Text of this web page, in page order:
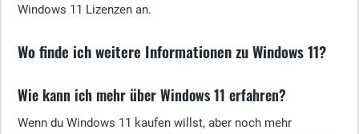
Windows 11 Lizenzen an.
Wo finde ich weitere Informationen zu Windows 11?
Wie kann ich mehr über Windows 11 erfahren?
Wenn du Windows 11 kaufen willst, aber noch mehr